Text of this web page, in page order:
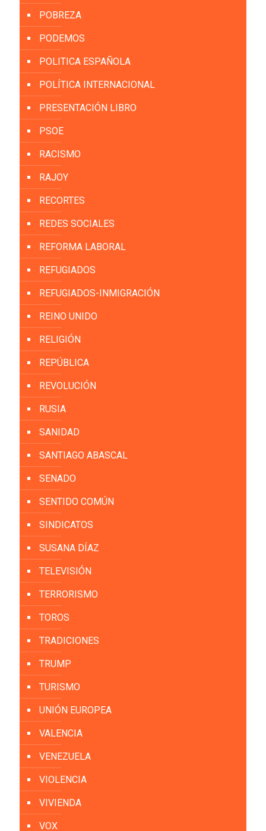
POBREZA
PODEMOS
POLITICA ESPAÑOLA
POLÍTICA INTERNACIONAL
PRESENTACIÓN LIBRO
PSOE
RACISMO
RAJOY
RECORTES
REDES SOCIALES
REFORMA LABORAL
REFUGIADOS
REFUGIADOS-INMIGRACIÓN
REINO UNIDO
RELIGIÓN
REPÚBLICA
REVOLUCIÓN
RUSIA
SANIDAD
SANTIAGO ABASCAL
SENADO
SENTIDO COMÚN
SINDICATOS
SUSANA DÍAZ
TELEVISIÓN
TERRORISMO
TOROS
TRADICIONES
TRUMP
TURISMO
UNIÓN EUROPEA
VALENCIA
VENEZUELA
VIOLENCIA
VIVIENDA
VOX